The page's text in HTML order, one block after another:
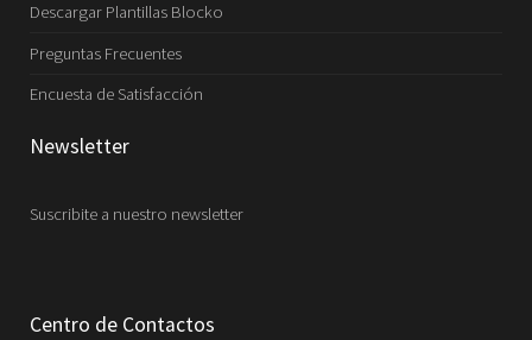
Descargar Plantillas Blocko
Preguntas Frecuentes
Encuesta de Satisfacción
Newsletter
Suscribite a nuestro newsletter
Centro de Contactos